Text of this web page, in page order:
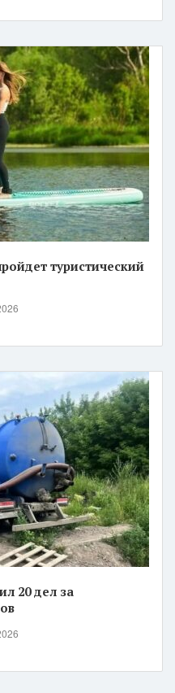
туристический
20 дел за